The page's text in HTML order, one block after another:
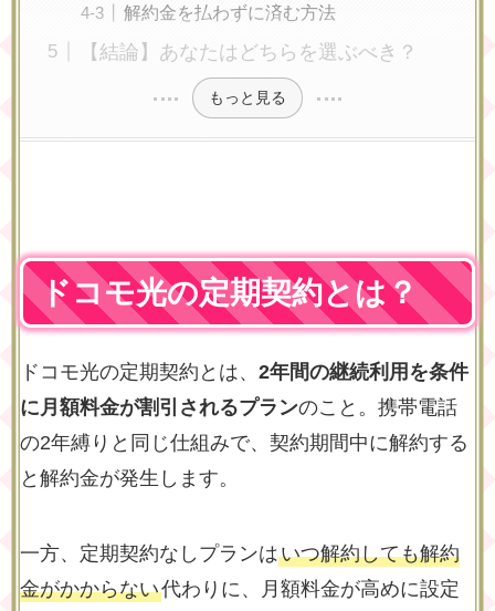
解約金を払わずに済む方法
【結論】あなたはどちらを選ぶべき？
もっと見る
ドコモ光の定期契約とは？
ドコモ光の定期契約とは、 2年間の継続利用を条件
に月額料金が割引されるプランのこと。携帯電話
の2年縛りと同じ仕組みで、契約期間中に解約する
と解約金が発生します。
一方、定期契約なしプランはいつ解約しても解約
金がかからない代わりに、月額料金が高めに設定